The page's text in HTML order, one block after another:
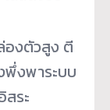
องตัวสูง ตี
พึ่งพาระบบ
ระ